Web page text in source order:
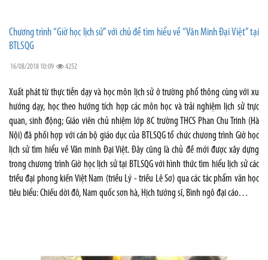
Chương trình “Giờ học lịch sử” với chủ đề tìm hiểu về “Văn Minh Đại Việt” tại
BTLSQG
16/08/2018 10:09 4252
Xuất phát từ thực tiễn dạy và học môn lịch sử ở trường phổ thông cùng với xu
hướng dạy, học theo hướng tích hợp các môn học và trải nghiệm lịch sử trực
quan, sinh động; Giáo viên chủ nhiệm lớp 8C trường THCS Phan Chu Trinh (Hà
Nội) đã phối hợp với cán bộ giáo dục của BTLSQG tổ chức chương trình Giờ học
lịch sử tìm hiểu về Văn minh Đại Việt. Đây cũng là chủ đề mới được xây dựng
trong chương trình Giờ học lịch sử tại BTLSQG với hình thức tìm hiểu lịch sử các
triều đại phong kiến Việt Nam (triều Lý - triều Lê Sơ) qua các tác phẩm văn học
tiêu biểu: Chiếu dời đô, Nam quốc sơn hà, Hịch tướng sĩ, Bình ngô đại cáo…